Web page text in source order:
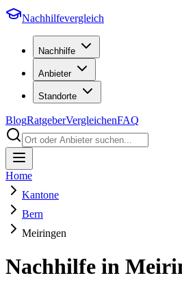
Nachhilfevergleich
Nachhilfe
Anbieter
Standorte
BlogRatgeberVergleichenFAQ
Home
Kantone
Bern
Meiringen
Nachhilfe in